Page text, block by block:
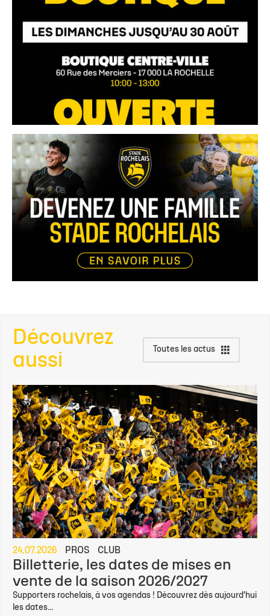
Découvrez
aussi
Toutes les actus
24.07.2026 PROS CLUB
Billetterie, les dates de mises en
vente de la saison 2026/2027
Supporters rochelais, à vos agendas ! Découvrez dès aujourd'hui
les dates...